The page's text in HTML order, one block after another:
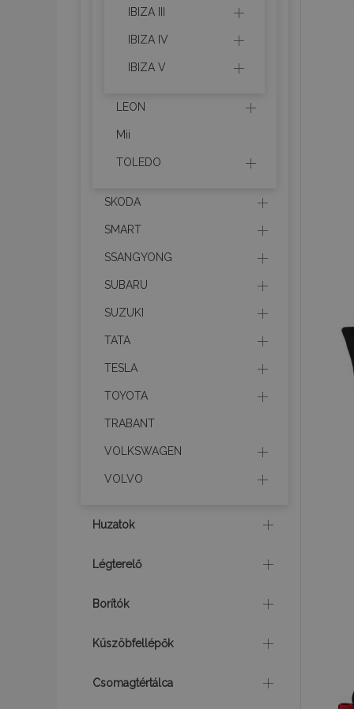
IBIZA III
IBIZA IV
IBIZA V
LEON
Mii
TOLEDO
SKODA
SMART
SSANGYONG
SUBARU
SUZUKI
TATA
TESLA
TOYOTA
TRABANT
VOLKSWAGEN
VOLVO
Huzatok
Légterelő
Borítók
Küszöbfellépők
Csomagtértálca
mage-cache-
mage-
section_data_ids